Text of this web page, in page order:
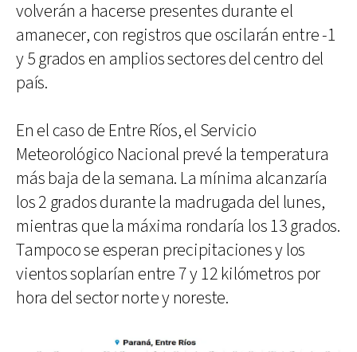
volverán a hacerse presentes durante el
amanecer, con registros que oscilarán entre -1
y 5 grados en amplios sectores del centro del
país.
En el caso de Entre Ríos, el Servicio
Meteorológico Nacional prevé la temperatura
más baja de la semana. La mínima alcanzaría
los 2 grados durante la madrugada del lunes,
mientras que la máxima rondaría los 13 grados.
Tampoco se esperan precipitaciones y los
vientos soplarían entre 7 y 12 kilómetros por
hora del sector norte y noreste.